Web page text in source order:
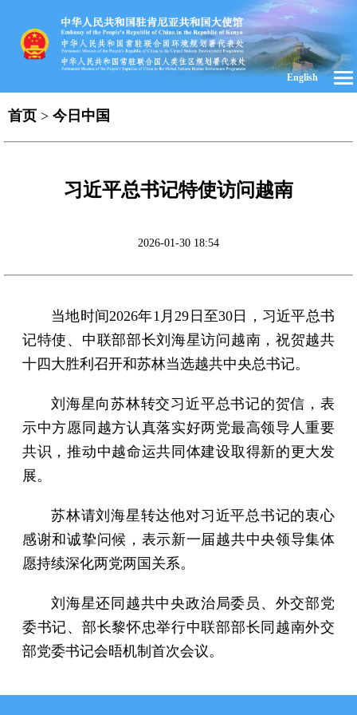
English
首页 > 今日中国
习近平总书记特使访问越南
2026-01-30 18:54
当地时间2026年1月29日至30日，习近平总书
记特使、中联部部长刘海星访问越南，祝贺越共
十四大胜利召开和苏林当选越共中央总书记。
刘海星向苏林转交习近平总书记的贺信，表
示中方愿同越方认真落实好两党最高领导人重要
共识，推动中越命运共同体建设取得新的更大发
展。
苏林请刘海星转达他对习近平总书记的衷心
感谢和诚挚问候，表示新一届越共中央领导集体
愿持续深化两党两国关系。
刘海星还同越共中央政治局委员、外交部党
委书记、部长黎怀忠举行中联部部长同越南外交
部党委书记会晤机制首次会议。